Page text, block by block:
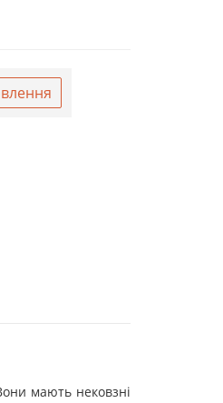
мають нековзні